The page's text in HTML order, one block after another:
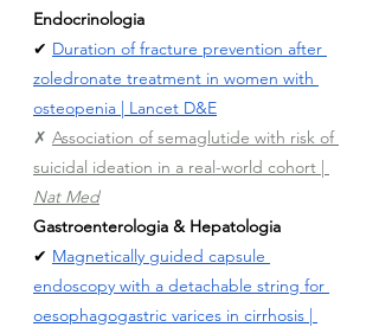
Endocrinologia
✔ Duration of fracture prevention after
zoledronate treatment in women with
osteopenia | Lancet D&E
✗ Association of semaglutide with risk of
suicidal ideation in a real-world cohort |
Nat Med
Gastroenterologia & Hepatologia
✔ Magnetically guided capsule
endoscopy with a detachable string for
oesophagogastric varices in cirrhosis |